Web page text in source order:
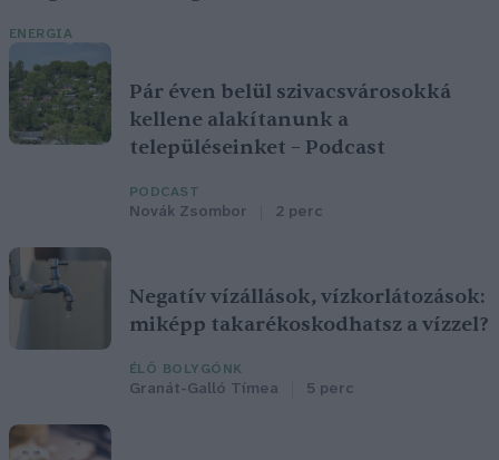
ENERGIA
Pár éven belül szivacsvárosokká
kellene alakítanunk a
településeinket – Podcast
PODCAST
Novák Zsombor 2 perc
Negatív vízállások, vízkorlátozások:
miképp takarékoskodhatsz a vízzel?
ÉLŐ BOLYGÓNK
Granát-Galló Tímea 5 perc